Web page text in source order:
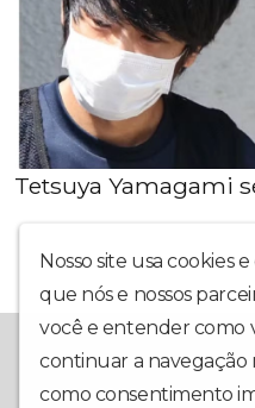
Tetsuya Yamagami
Nosso site usa cookies
que nós e nossos
você e entender como
continuar a navegação
como consentimento
programação interativa,
pública, nosso foco é ter